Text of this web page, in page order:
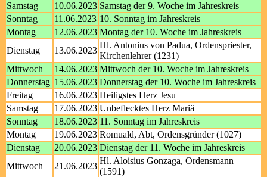
Samstag
10.06.2023 Samstag der 9. Woche im Jahreskreis
Sonntag
11.06.2023 10. Sonntag im Jahreskreis
Montag
12.06.2023 Montag der 10. Woche im Jahreskreis
Dienstag
13.06.2023
Hl. Antonius von Padua, Ordenspriester,
Kirchenlehrer (1231)
Mittwoch
14.06.2023 Mittwoch der 10. Woche im Jahreskreis
Donnerstag 15.06.2023 Donnerstag der 10. Woche im Jahreskreis
Freitag
16.06.2023 Heiligstes Herz Jesu
Samstag
17.06.2023 Unbeflecktes Herz Mariä
Sonntag
18.06.2023 11. Sonntag im Jahreskreis
Montag
19.06.2023 Romuald, Abt, Ordensgründer (1027)
Dienstag
20.06.2023 Dienstag der 11. Woche im Jahreskreis
Mittwoch
21.06.2023
Hl. Aloisius Gonzaga, Ordensmann
(1591)